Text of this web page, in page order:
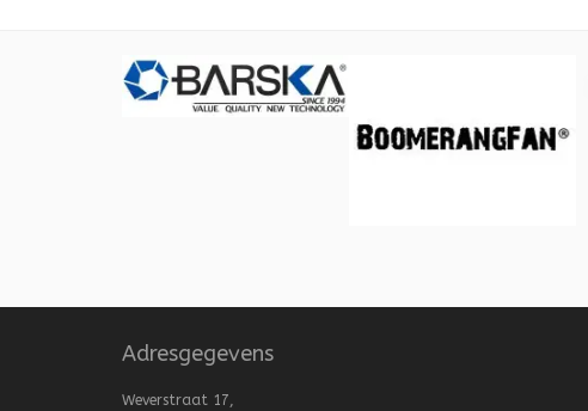
Adresgegevens
Weverstraat 17,